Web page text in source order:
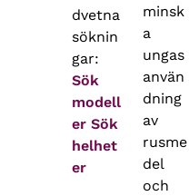
dvetna
söknin
gar:
Sök
modell
er Sök
helhet
er
minsk
a
ungas
använ
dning
av
rusme
del
och